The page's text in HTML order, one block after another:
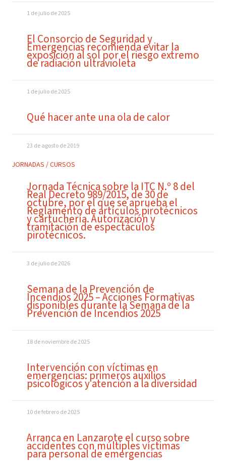
1 de julio de 2025
El Consorcio de Seguridad y
Emergencias recomienda evitar la
exposición al sol por el riesgo extremo
de radiación ultravioleta
1 de julio de 2025
Qué hacer ante una ola de calor
23 de agosto de 2019
JORNADAS / CURSOS
Jornada Técnica sobre la ITC N.º 8 del
Real Decreto 989/2015, de 30 de
octubre, por el que se aprueba el
Reglamento de artículos pirotécnicos
y cartuchería. Autorización y
tramitación de espectáculos
pirotécnicos.
3 de julio de 2026
Semana de la Prevención de
Incendios 2025 – Acciones Formativas
disponibles durante la Semana de la
Prevención de Incendios 2025
18 de noviembre de 2025
Intervención con víctimas en
emergencias: primeros auxilios
psicológicos y atención a la diversidad
10 de febrero de 2025
Arranca en Lanzarote el curso sobre
accidentes con múltiples víctimas
para personal de emergencias